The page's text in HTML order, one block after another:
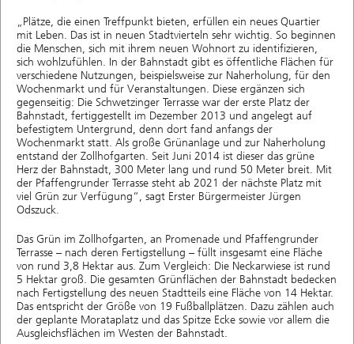
„Plätze, die einen Treffpunkt bieten, erfüllen ein neues Quartier
mit Leben. Das ist in neuen Stadtvierteln sehr wichtig. So beginnen
die Menschen, sich mit ihrem neuen Wohnort zu identifizieren,
sich wohlzufühlen. In der Bahnstadt gibt es öffentliche Flächen für
verschiedene Nutzungen, beispielsweise zur Naherholung, für den
Wochenmarkt und für Veranstaltungen. Diese ergänzen sich
gegenseitig: Die Schwetzinger Terrasse war der erste Platz der
Bahnstadt, fertiggestellt im Dezember 2013 und angelegt auf
befestigtem Untergrund, denn dort fand anfangs der
Wochenmarkt statt. Als große Grünanlage und zur Naherholung
entstand der Zollhofgarten. Seit Juni 2014 ist dieser das grüne
Herz der Bahnstadt, 300 Meter lang und rund 50 Meter breit. Mit
der Pfaffengrunder Terrasse steht ab 2021 der nächste Platz mit
viel Grün zur Verfügung“, sagt Erster Bürgermeister Jürgen
Odszuck.
Das Grün im Zollhofgarten, an Promenade und Pfaffengrunder
Terrasse – nach deren Fertigstellung – füllt insgesamt eine Fläche
von rund 3,8 Hektar aus. Zum Vergleich: Die Neckarwiese ist rund
5 Hektar groß. Die gesamten Grünflächen der Bahnstadt bedecken
nach Fertigstellung des neuen Stadtteils eine Fläche von 14 Hektar.
Das entspricht der Größe von 19 Fußballplätzen. Dazu zählen auch
der geplante Morataplatz und das Spitze Ecke sowie vor allem die
Ausgleichsflächen im Westen der Bahnstadt.